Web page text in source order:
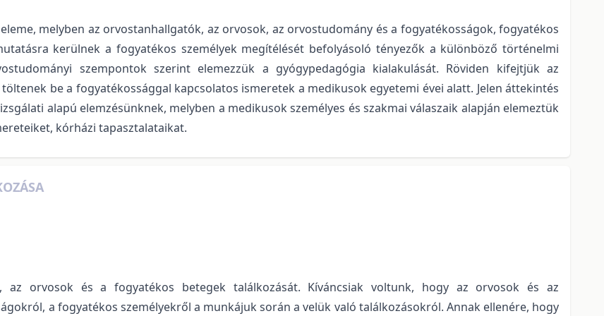
melyben az orvostanhallgatók, az orvosok, az orvostudomány és a fogyatékosságok, fogyatékos
kerülnek a fogyatékos személyek megítélését befolyásoló tényezők a különböző történelmi
szempontok szerint elemezzük a gyógypedagógia kialakulását. Röviden kifejtjük az
be a fogyatékossággal kapcsolatos ismeretek a medikusok egyetemi évei alatt. Jelen áttekintés
alapú elemzésünknek, melyben a medikusok személyes és szakmai válaszaik alapján elemeztük
kórházi tapasztalataikat.
orvosok és a fogyatékos betegek találkozását. Kíváncsiak voltunk, hogy az orvosok és az
a fogyatékos személyekről a munkájuk során a velük való találkozásokról. Annak ellenére, hogy